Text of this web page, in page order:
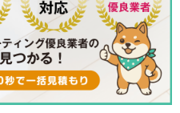
施工を重視するフロア
です。